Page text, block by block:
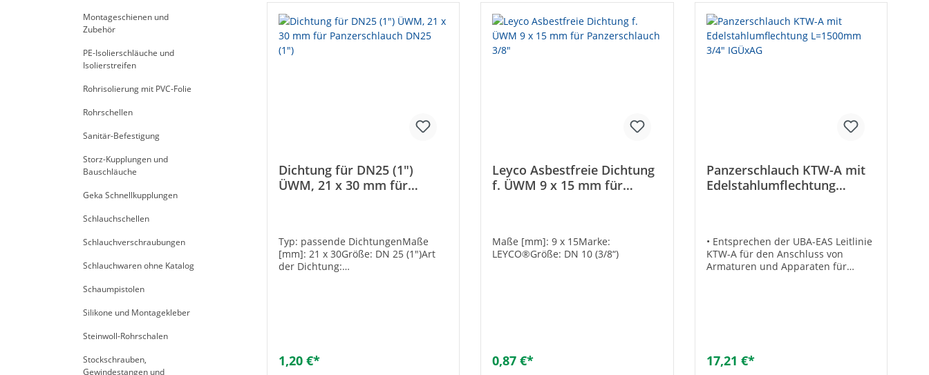
Montageschienen und
Zubehör
PE-Isolierschläuche und
Isolierstreifen
Rohrisolierung mit PVC-Folie
Rohrschellen
Sanitär-Befestigung
Storz-Kupplungen und
Bauschläuche
Geka Schnellkupplungen
Schlauchschellen
Schlauchverschraubungen
Schlauchwaren ohne Katalog
Schaumpistolen
Silikone und Montagekleber
Steinwoll-Rohrschalen
Stockschrauben,
Gewindestangen und
Dichtung für DN25 (1")
ÜWM, 21 x 30 mm für
Typ: passende DichtungenMaße
[mm]: 21 x 30Größe: DN 25 (1")Art
der Dichtung:
PN 10Stahleinlage: -Passend zu
Gewindemaß NPT: 1 Zoll
1,20 €*
Leyco Asbestfreie Dichtung
f. ÜWM 9 x 15 mm für
Maße [mm]: 9 x 15Marke:
LEYCO®Größe: DN 10 (3/8“)
0,87 €*
Panzerschlauch KTW-A mit
Edelstahlumflechtung
• Entsprechen der UBA-EAS Leitlinie
KTW-A für den Anschluss von
Armaturen und Apparaten für
auf Glykolbasis in handelsüblicher
Dosierung bis 50%• Betriebsdruck:
17,21 €*